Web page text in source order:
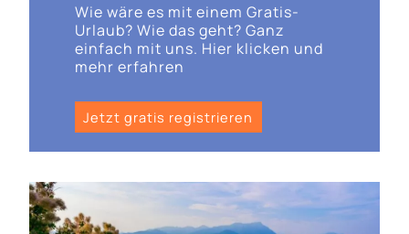
Wie wäre es mit einem Gratis-
Urlaub? Wie das geht? Ganz
einfach mit uns. Hier klicken und
mehr erfahren
Jetzt gratis registrieren